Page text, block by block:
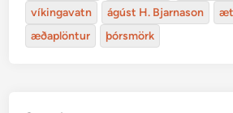
víkingavatn
ágúst H. Bjarnason
æðaplöntur
þórsmörk